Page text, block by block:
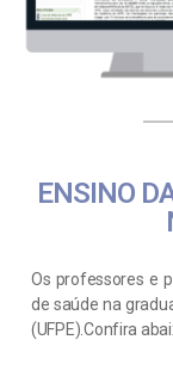
ENSINO
Os professores e
de saúde na
(UFPE).Confira